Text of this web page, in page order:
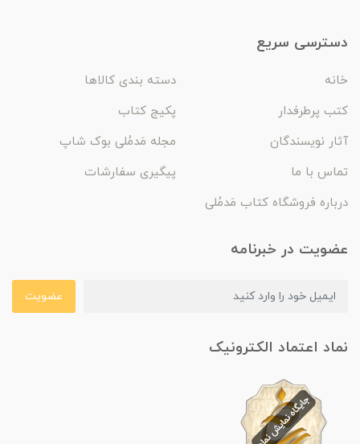
دسترسی سریع
خانه
دسته بندی کالاها
کتب پرطرفدار
پکیج کتاب
آثار نویسندگان
مجله مَدمُلی بوک شاپ
تماس با ما
پیگیری سفارشات
درباره فروشگاه کتاب مَدمُلی
عضویت در خبرنامه
عضویت
نماد اعتماد الکترونیک